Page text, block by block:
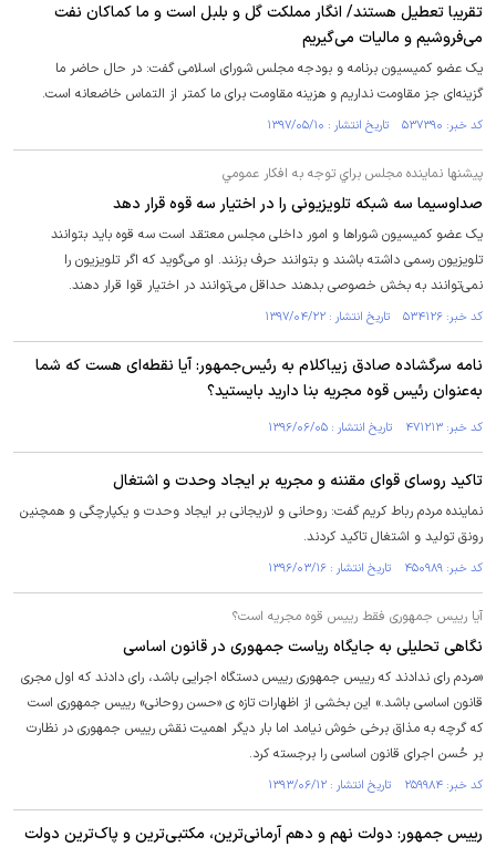
تقریبا تعطیل هستند/ انگار مملکت گل و بلبل است و ما کماکان نفت
می‌فروشیم و مالیات می‌گیریم
یک عضو کمیسیون برنامه و بودجه مجلس شورای اسلامی گفت: در حال حاضر ما
گزینه‌ای جز مقاومت نداریم و هزینه مقاومت برای ما کمتر از التماس خاضعانه است.
کد خبر: ۵۳۷۳۹۰ تاریخ انتشار : ۱۳۹۷/۰۵/۱۰
پيشنها نماينده مجلس براي توجه به افكار عمومي
صداوسیما سه شبکه تلویزیونی را در اختیار سه قوه قرار دهد
یک عضو کمیسیون شوراها و امور داخلی مجلس معتقد است سه قوه باید بتوانند
تلویزیون رسمی داشته باشند و بتوانند حرف بزنند. او می‌گوید که اگر تلویزیون را
نمی‌توانند به بخش خصوصی بدهند حداقل می‌توانند در اختیار قوا قرار دهند.
کد خبر: ۵۳۴۱۲۶ تاریخ انتشار : ۱۳۹۷/۰۴/۲۲
نامه سرگشاده صادق زیباکلام به رئیس‌جمهور: آیا نقطه‌ای هست که شما
به‌عنوان رئیس قوه مجریه بنا دارید بایستید؟
کد خبر: ۴۷۱۲۱۳ تاریخ انتشار : ۱۳۹۶/۰۶/۰۵
تاکید روسای قوای مقننه و مجریه بر ایجاد وحدت و اشتغال
نماینده مردم رباط کریم گفت: روحانی و لاریجانی بر ایجاد وحدت و یکپارچگی و همچنین
رونق تولید و اشتغال تاکید کردند.
کد خبر: ۴۵۰۹۸۹ تاریخ انتشار : ۱۳۹۶/۰۳/۱۶
آیا رییس جمهوری فقط رییس قوه مجریه است؟
نگاهی تحلیلی به جایگاه ریاست جمهوری در قانون اساسی
«مردم رای ندادند که رییس جمهوری رییس دستگاه اجرایی باشد، رای دادند که اول مجری
قانون اساسی باشد.» این بخشی از اظهارات تازه ی «حسن روحانی» رییس جمهوری است
که گرچه به مذاق برخی خوش نیامد اما بار دیگر اهمیت نقش رییس جمهوری در نظارت
بر حُسن اجرای قانون اساسی را برجسته کرد.
کد خبر: ۲۵۹۹۸۴ تاریخ انتشار : ۱۳۹۳/۰۶/۱۲
رییس جمهور: دولت نهم و دهم آرمانی‌ترین، مکتبی‌ترین و پاک‌ترین دولت